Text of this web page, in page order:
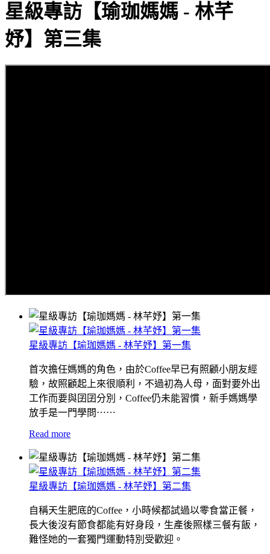
星級專訪【瑜珈媽媽 - 林芊
妤】第三集
星級專訪【瑜珈媽媽 - 林芊妤】第一集
首次擔任媽媽的角色，由於Coffee早已有照顧小朋友經
驗，故照顧起上來很順利，不過初為人母，面對要外出
工作而要與囝囝分別，Coffee仍未能習慣，新手媽媽學
放手是一門學問⋯⋯
Read more
星級專訪【瑜珈媽媽 - 林芊妤】第二集
自稱天生肥底的Coffee，小時候都試過以零食當正餐，
長大後沒有節食都能有好身段，生產後照樣三餐有飯，
難怪她的一套獨門運動特別受歡迎。